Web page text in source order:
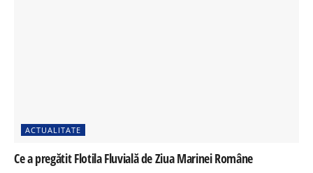
ACTUALITATE
Ce a pregătit Flotila Fluvială de Ziua Marinei Române